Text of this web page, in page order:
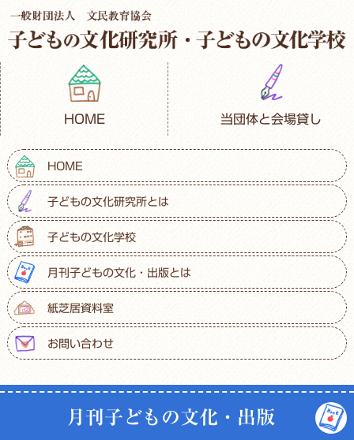
HOME 当団体と会場貸し
HOME
子どもの文化研究所とは
子どもの文化学校
月刊子どもの文化・出版とは
紙芝居資料室
お問い合わせ
月刊子どもの文化・出版